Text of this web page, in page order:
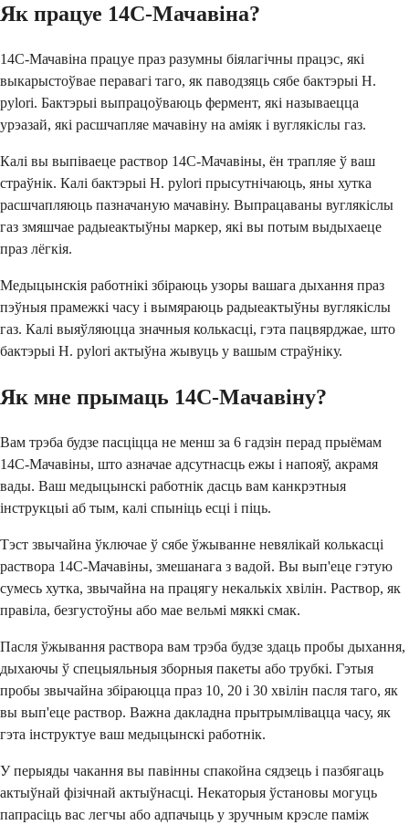
Як працуе 14C-Мачавіна?
14C-Мачавіна працуе праз разумны біялагічны працэс, які
выкарыстоўвае перавагі таго, як паводзяць сябе бактэрыі H.
pylori. Бактэрыі выпрацоўваюць фермент, які называецца
урэазай, які расшчапляе мачавіну на аміяк і вуглякіслы газ.
Калі вы выпіваеце раствор 14C-Мачавіны, ён трапляе ў ваш
страўнік. Калі бактэрыі H. pylori прысутнічаюць, яны хутка
расшчапляюць пазначаную мачавіну. Выпрацаваны вуглякіслы
газ змяшчае радыеактыўны маркер, які вы потым выдыхаеце
праз лёгкія.
Медыцынскія работнікі збіраюць узоры вашага дыхання праз
пэўныя прамежкі часу і вымяраюць радыеактыўны вуглякіслы
газ. Калі выяўляюцца значныя колькасці, гэта пацвярджае, што
бактэрыі H. pylori актыўна жывуць у вашым страўніку.
Як мне прымаць 14C-Мачавіну?
Вам трэба будзе пасціцца не менш за 6 гадзін перад прыёмам
14C-Мачавіны, што азначае адсутнасць ежы і напояў, акрамя
вады. Ваш медыцынскі работнік дасць вам канкрэтныя
інструкцыі аб тым, калі спыніць есці і піць.
Тэст звычайна ўключае ў сябе ўжыванне невялікай колькасці
раствора 14C-Мачавіны, змешанага з вадой. Вы вып'еце гэтую
сумесь хутка, звычайна на працягу некалькіх хвілін. Раствор, як
правіла, безгустоўны або мае вельмі мяккі смак.
Пасля ўжывання раствора вам трэба будзе здаць пробы дыхання,
дыхаючы ў спецыяльныя зборныя пакеты або трубкі. Гэтыя
пробы звычайна збіраюцца праз 10, 20 і 30 хвілін пасля таго, як
вы вып'еце раствор. Важна дакладна прытрымлівацца часу, як
гэта інструктуе ваш медыцынскі работнік.
У перыяды чакання вы павінны спакойна сядзець і пазбягаць
актыўнай фізічнай актыўнасці. Некаторыя ўстановы могуць
папрасіць вас легчы або адпачыць у зручным крэсле паміж